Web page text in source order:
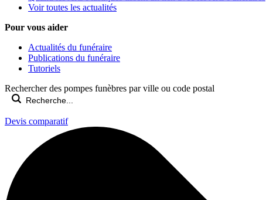
Voir toutes les actualités
Pour vous aider
Actualités du funéraire
Publications du funéraire
Tutoriels
Rechercher des pompes funèbres par ville ou code postal
Devis comparatif